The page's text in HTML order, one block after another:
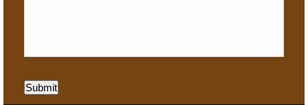
Submit